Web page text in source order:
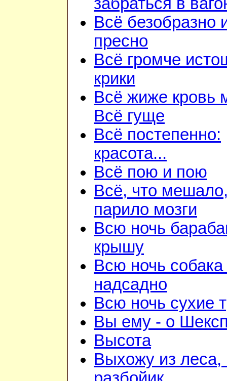
забраться в
Всё безобразно
пресно
Всё громче
крики
Всё жиже кровь
Всё гуще
Всё постепенно:
красота...
Всё пою и пою
Всё, что
парило мозги
Всю ночь
крышу
Всю ночь
надсадно
Всю ночь сухие
Вы ему - о
Высота
Выхожу из леса,